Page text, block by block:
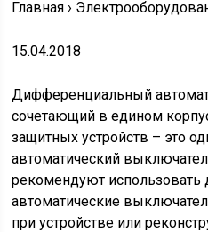
Главная ›
15.04.2018
Дифференциальный
сочетающий в едином
защитных устройств – это
автоматический
рекомендуют
автоматические
при устройстве или